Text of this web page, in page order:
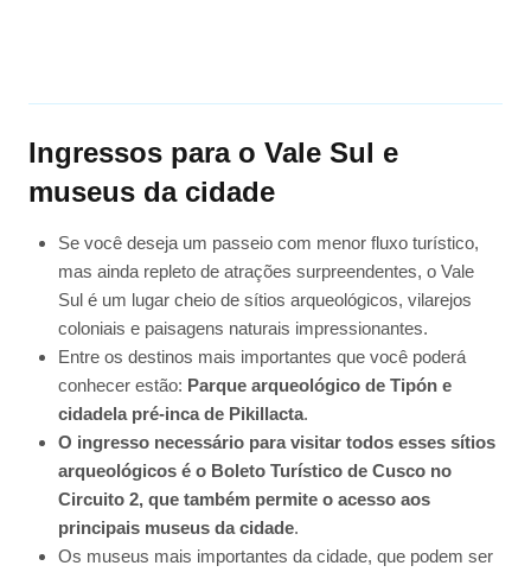
Ingressos para o Vale Sul e
museus da cidade
Se você deseja um passeio com menor fluxo turístico,
mas ainda repleto de atrações surpreendentes, o Vale
Sul é um lugar cheio de sítios arqueológicos, vilarejos
coloniais e paisagens naturais impressionantes.
Entre os destinos mais importantes que você poderá
conhecer estão: Parque arqueológico de Tipón e
cidadela pré-inca de Pikillacta.
O ingresso necessário para visitar todos esses sítios
arqueológicos é o Boleto Turístico de Cusco no
Circuito 2, que também permite o acesso aos
principais museus da cidade.
Os museus mais importantes da cidade, que podem ser